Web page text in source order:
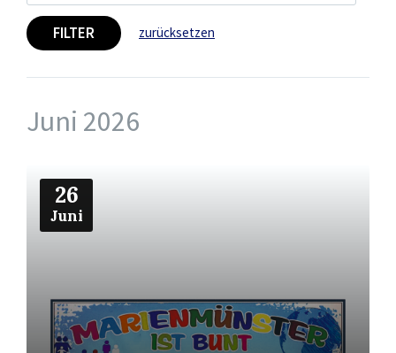
FILTER zurücksetzen
Juni 2026
26
Juni